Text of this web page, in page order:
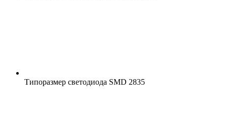
Типоразмер светодиода SMD 2835